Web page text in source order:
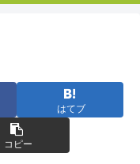
はてブ
コピー